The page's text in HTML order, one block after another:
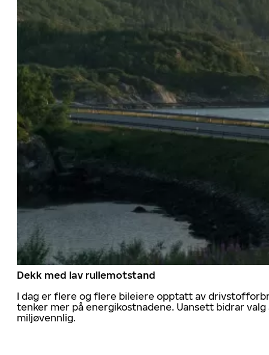
Dekk med lav rullemotstand
I dag er flere og flere bileiere opptatt av
tenker mer på energikostnadene. Uansett bidrar
miljøvennlig.